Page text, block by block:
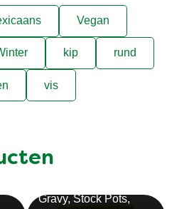
Vegan
kip rund
vis
Gravy, Stock Pots,